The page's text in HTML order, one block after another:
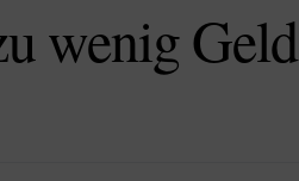
wenig Geld